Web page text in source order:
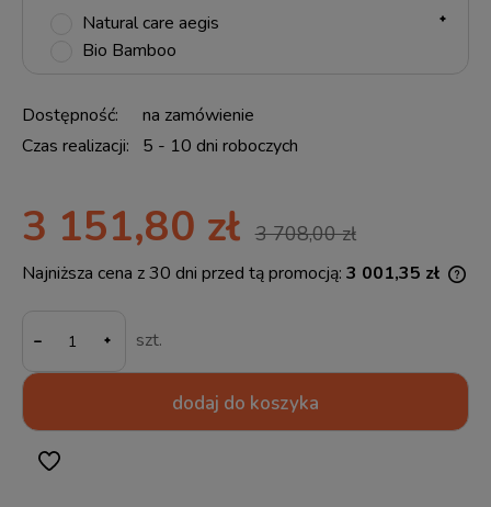
Natural care aegis
Bio Bamboo
Dostępność:
na zamówienie
Czas realizacji:
5 - 10 dni roboczych
3 151,80 zł 3 708,00 zł
Najniższa cena z 30 dni przed tą promocją: 3 001,35 zł
- szt.
dodaj do koszyka